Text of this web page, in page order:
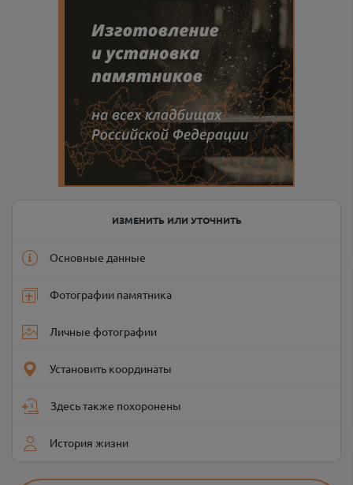
ИЗМЕНИТЬ ИЛИ УТОЧНИТЬ
Основные данные
Фотографии памятника
Личные фотографии
Установить координаты
Здесь также похоронены
История жизни